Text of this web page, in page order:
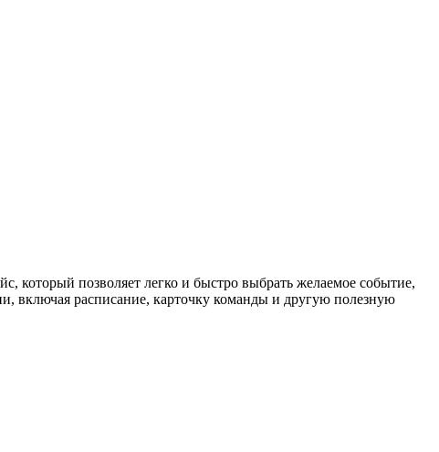
который позволяет легко и быстро выбрать желаемое событие,
включая расписание, карточку команды и другую полезную